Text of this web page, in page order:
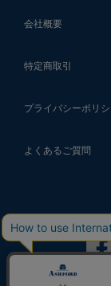
会社概要
特定商取引
プライバシーポリ
よくあるご質問